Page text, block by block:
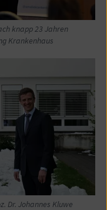
knapp 23 Jahren
Krankenhaus
Dr. Johannes Kluwe